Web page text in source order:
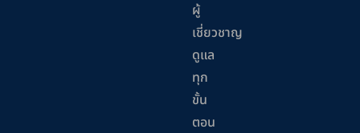
ผู้
เชี่ยวชาญ
ดูแล
ทุก
ขั้น
ตอน